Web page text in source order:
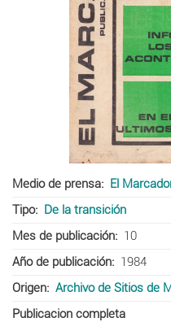
Medio de prensa
El
Tipo
De la transición
Mes de publicación
10
Año de publicación
1984
Origen
Archivo de Sitios de
Publicacion completa